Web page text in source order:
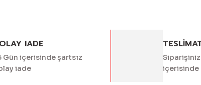
Gönder
IADE
Gün içerisinde şartsız
iade
içerisinde